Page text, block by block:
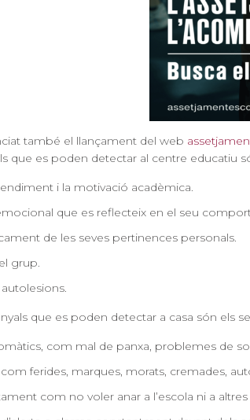
també el llançament del web
que es poden detectar al centre educatiu
i la motivació acadèmica.
que es reflecteix en el seu
de les seves pertinences personals.
grup.
que es poden detectar a casa són els
com mal de panxa, problemes de
ferides, marques, morats, cremades,
com no voler anar a l’escola ni a